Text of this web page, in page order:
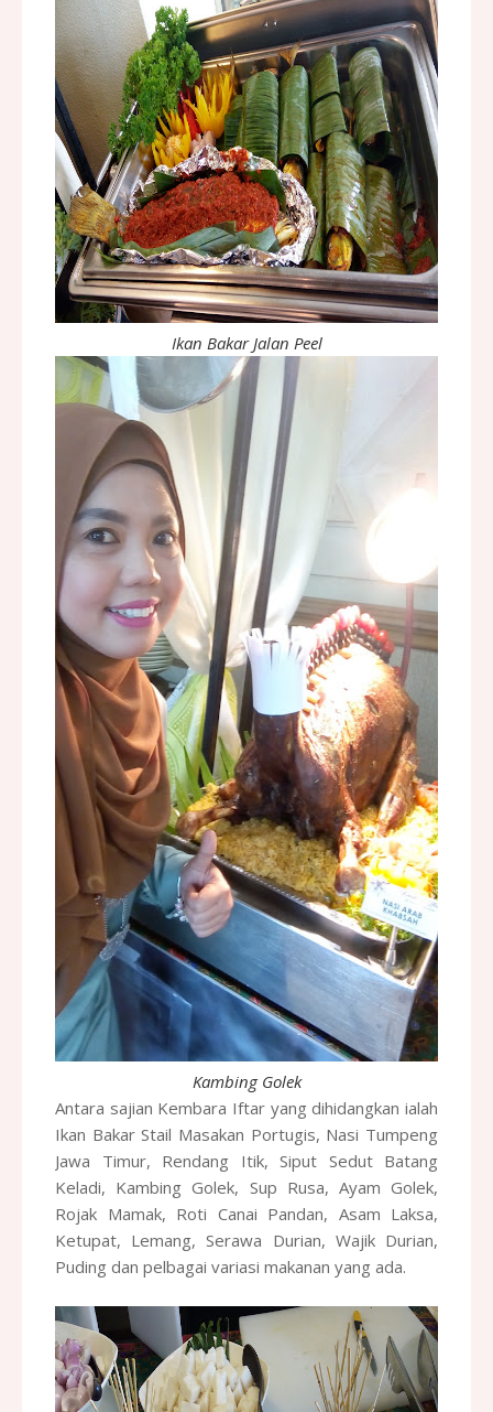
Ikan Bakar Jalan Peel
Kambing Golek
Antara sajian Kembara Iftar yang dihidangkan ialah
Ikan Bakar Stail Masakan Portugis, Nasi Tumpeng
Jawa Timur, Rendang Itik, Siput Sedut Batang
Keladi, Kambing Golek, Sup Rusa, Ayam Golek,
Rojak Mamak, Roti Canai Pandan, Asam Laksa,
Ketupat, Lemang, Serawa Durian, Wajik Durian,
Puding dan pelbagai variasi makanan yang ada.